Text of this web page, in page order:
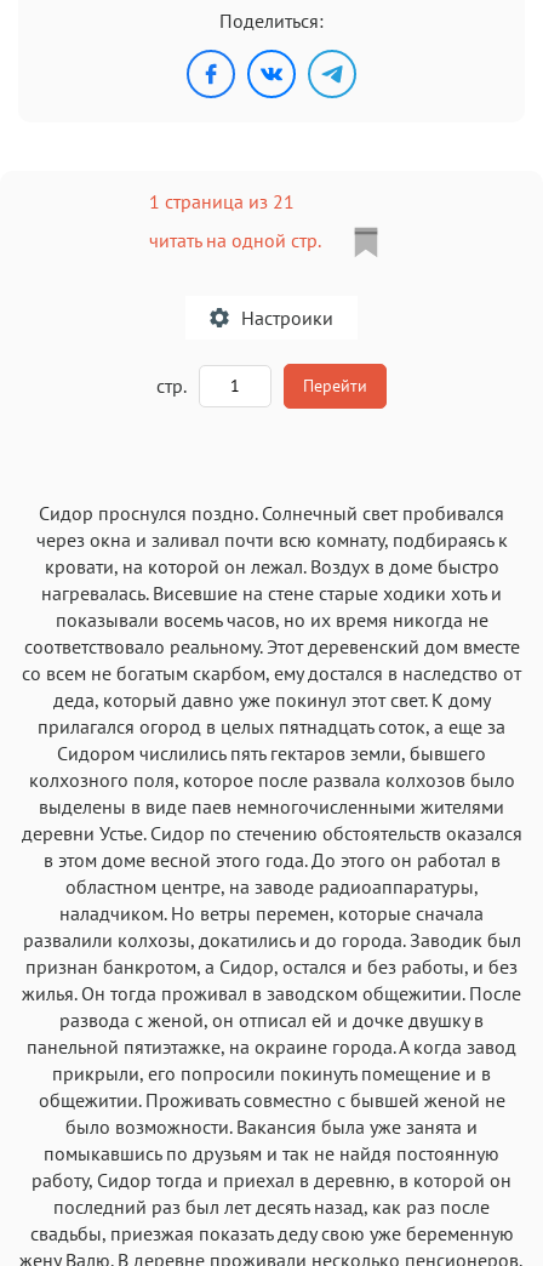
Поделиться:
1 страница из 21
читать на одной стр.
Настроики
Аа
Roboto
Аа
Garamond
Аа
Fira Sans
Аа
Times
Аа
Iowan
Аа
San Francisco Аа
SF Serif Аа
New York
Аа
Helvetica Neue
Аа
Arial Аа
Georgia
Аа
Times New Roman
Аа
Courier
Аа
Courier New
Аа
Menlo
Аа
SF Mono
стр. Перейти
Сидор проснулся поздно. Солнечный свет пробивался
через окна и заливал почти всю комнату, подбираясь к
кровати, на которой он лежал. Воздух в доме быстро
нагревалась. Висевшие на стене старые ходики хоть и
показывали восемь часов, но их время никогда не
соответствовало реальному. Этот деревенский дом вместе
со всем не богатым скарбом, ему достался в наследство от
деда, который давно уже покинул этот свет. К дому
прилагался огород в целых пятнадцать соток, а еще за
Сидором числились пять гектаров земли, бывшего
колхозного поля, которое после развала колхозов было
выделены в виде паев немногочисленными жителями
деревни Устье. Сидор по стечению обстоятельств оказался
в этом доме весной этого года. До этого он работал в
областном центре, на заводе радиоаппаратуры,
наладчиком. Но ветры перемен, которые сначала
развалили колхозы, докатились и до города. Заводик был
признан банкротом, а Сидор, остался и без работы, и без
жилья. Он тогда проживал в заводском общежитии. После
развода с женой, он отписал ей и дочке двушку в
панельной пятиэтажке, на окраине города. А когда завод
прикрыли, его попросили покинуть помещение и в
общежитии. Проживать совместно с бывшей женой не
было возможности. Вакансия была уже занята и
помыкавшись по друзьям и так не найдя постоянную
работу, Сидор тогда и приехал в деревню, в которой он
последний раз был лет десять назад, как раз после
свадьбы, приезжая показать деду свою уже беременную
жену Валю. В деревне проживали несколько пенсионеров,